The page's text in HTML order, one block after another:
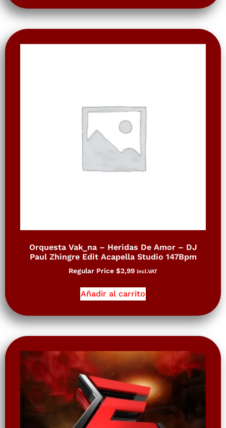
Orquesta Vak_na – Heridas De Amor – DJ
Paul Zhingre Edit Acapella Studio 147Bpm
Regular Price $2,99 incl.VAT
Añadir al carrito